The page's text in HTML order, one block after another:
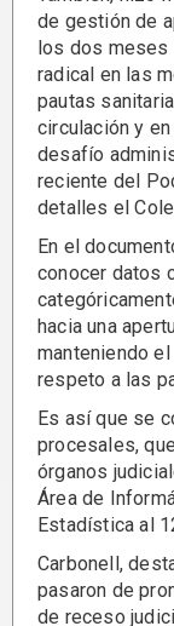
de gestión de
los dos meses
radical en las
pautas
circulación y
desafío
reciente del
detalles el
En el
conocer datos
hacia una
manteniendo
respeto a las
Es así que se
procesales,
órganos
Área de
Estadística al
Carbonell,
pasaron de
de receso